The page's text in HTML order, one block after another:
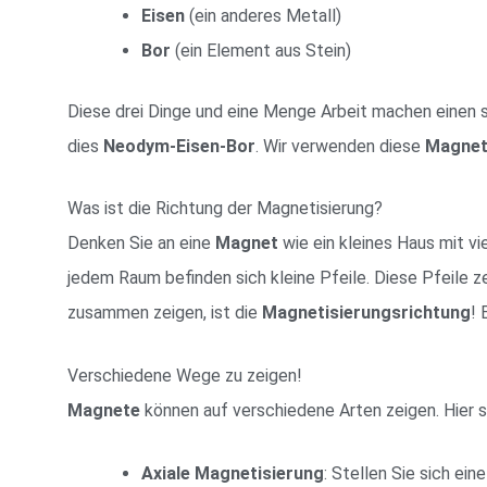
Eisen (ein anderes Metall)
Bor (ein Element aus Stein)
Diese drei Dinge und eine Menge Arbeit machen
dies Neodym-Eisen-Bor. Wir verwenden diese
Was ist die Richtung der Magnetisierung?
Denken Sie an eine Magnet wie ein kleines Haus mit
jedem Raum befinden sich kleine Pfeile. Diese Pfeile
zusammen zeigen, ist die Magnetisierungsrichtung!
Verschiedene Wege zu zeigen!
Magnete können auf verschiedene Arten zeigen. Hier
Axiale Magnetisierung: Stellen Sie sich